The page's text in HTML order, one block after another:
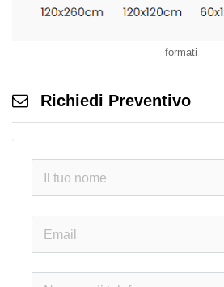
formati
Richiedi Preventivo